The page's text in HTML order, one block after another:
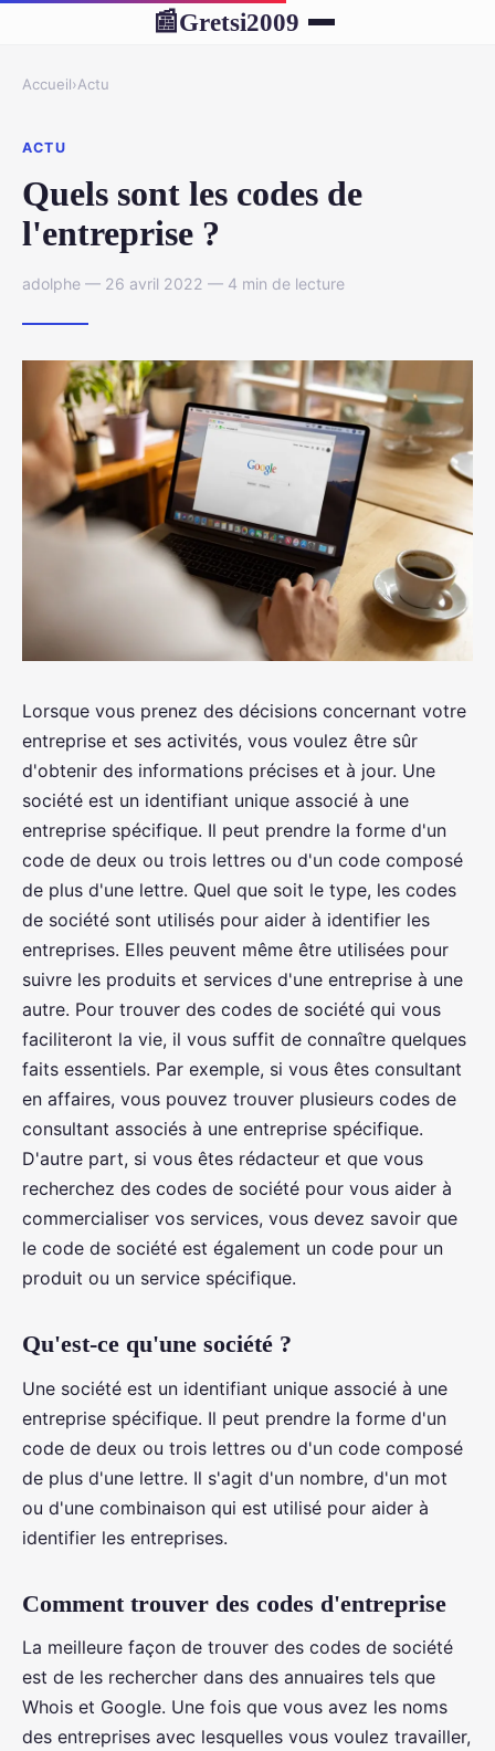
📰Gretsi2009
Accueil›Actu
ACTU
Quels sont les codes de
l'entreprise ?
adolphe — 26 avril 2022 — 4 min de lecture
Lorsque vous prenez des décisions concernant votre
entreprise et ses activités, vous voulez être sûr
d'obtenir des informations précises et à jour. Une
société est un identifiant unique associé à une
entreprise spécifique. Il peut prendre la forme d'un
code de deux ou trois lettres ou d'un code composé
de plus d'une lettre. Quel que soit le type, les codes
de société sont utilisés pour aider à identifier les
entreprises. Elles peuvent même être utilisées pour
suivre les produits et services d'une entreprise à une
autre. Pour trouver des codes de société qui vous
faciliteront la vie, il vous suffit de connaître quelques
faits essentiels. Par exemple, si vous êtes consultant
en affaires, vous pouvez trouver plusieurs codes de
consultant associés à une entreprise spécifique.
D'autre part, si vous êtes rédacteur et que vous
recherchez des codes de société pour vous aider à
commercialiser vos services, vous devez savoir que
le code de société est également un code pour un
produit ou un service spécifique.
Qu'est-ce qu'une société ?
Une société est un identifiant unique associé à une
entreprise spécifique. Il peut prendre la forme d'un
code de deux ou trois lettres ou d'un code composé
de plus d'une lettre. Il s'agit d'un nombre, d'un mot
ou d'une combinaison qui est utilisé pour aider à
identifier les entreprises.
Comment trouver des codes d'entreprise
La meilleure façon de trouver des codes de société
est de les rechercher dans des annuaires tels que
Whois et Google. Une fois que vous avez les noms
des entreprises avec lesquelles vous voulez travailler,